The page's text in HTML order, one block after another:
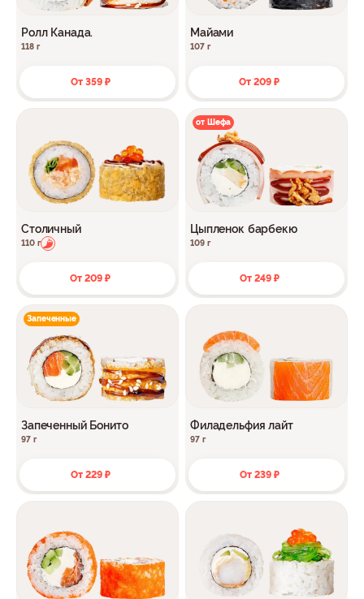
Ролл Канада.
118 г
От 359 ₽
Майами
107 г
От 209 ₽
Столичный
110 г
От 209 ₽
от Шефа
Цыпленок барбекю
109 г
От 249 ₽
Запеченные
Запеченный Бонито
97 г
От 229 ₽
Филадельфия лайт
97 г
От 239 ₽